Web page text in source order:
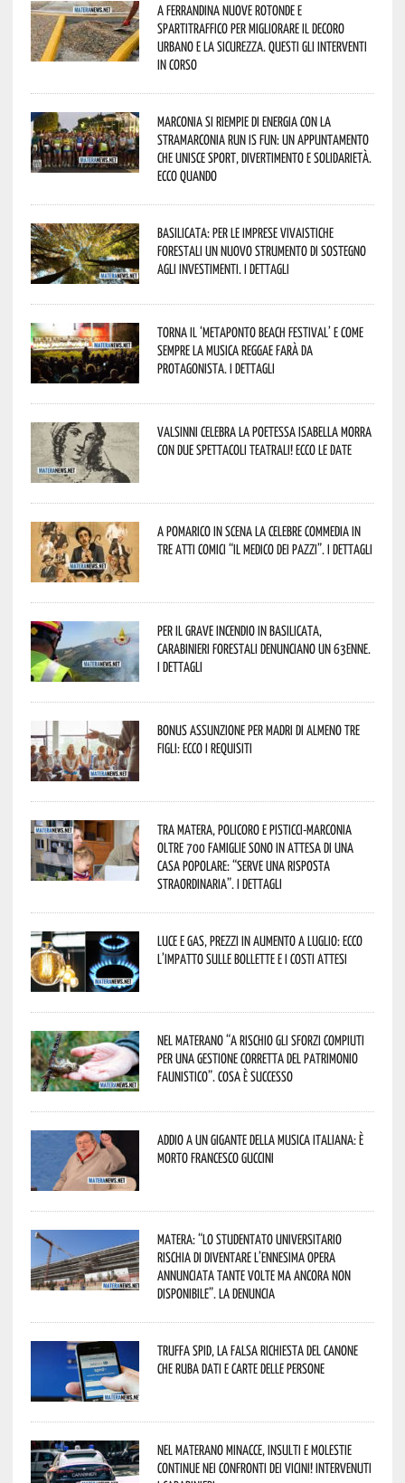
A Ferrandina nuove rotonde e
spartitraffico per migliorare il decoro
urbano e la sicurezza. Questi gli interventi
in corso
Marconia si riempie di energia con la
StraMarconia Run is Fun: un appuntamento
che unisce sport, divertimento e solidarietà.
Ecco quando
Basilicata: per le imprese vivaistiche
forestali un nuovo strumento di sostegno
agli investimenti. I dettagli
Torna il ‘Metaponto beach festival’ e come
sempre la musica reggae farà da
protagonista. I dettagli
Valsinni celebra la poetessa Isabella Morra
con due spettacoli teatrali! Ecco le date
A Pomarico in scena la celebre commedia in
tre atti comici “Il medico dei pazzi”. I dettagli
Per il grave incendio in Basilicata,
Carabinieri forestali denunciano un 63enne.
I dettagli
Bonus assunzione per madri di almeno tre
figli: ecco i requisiti
Tra Matera, Policoro e Pisticci-Marconia
oltre 700 famiglie sono in attesa di una
casa popolare: “serve una risposta
straordinaria”. I dettagli
Luce e gas, prezzi in aumento a luglio: ecco
l’impatto sulle bollette e i costi attesi
Nel materano “a rischio gli sforzi compiuti
per una gestione corretta del patrimonio
faunistico”. Cosa è successo
Addio a un gigante della musica italiana: è
morto Francesco Guccini
Matera: “Lo studentato universitario
rischia di diventare l’ennesima opera
annunciata tante volte ma ancora non
disponibile”. La denuncia
Truffa Spid, la falsa richiesta del canone
che ruba dati e carte delle persone
Nel materano minacce, insulti e molestie
continue nei confronti dei vicini! Intervenuti